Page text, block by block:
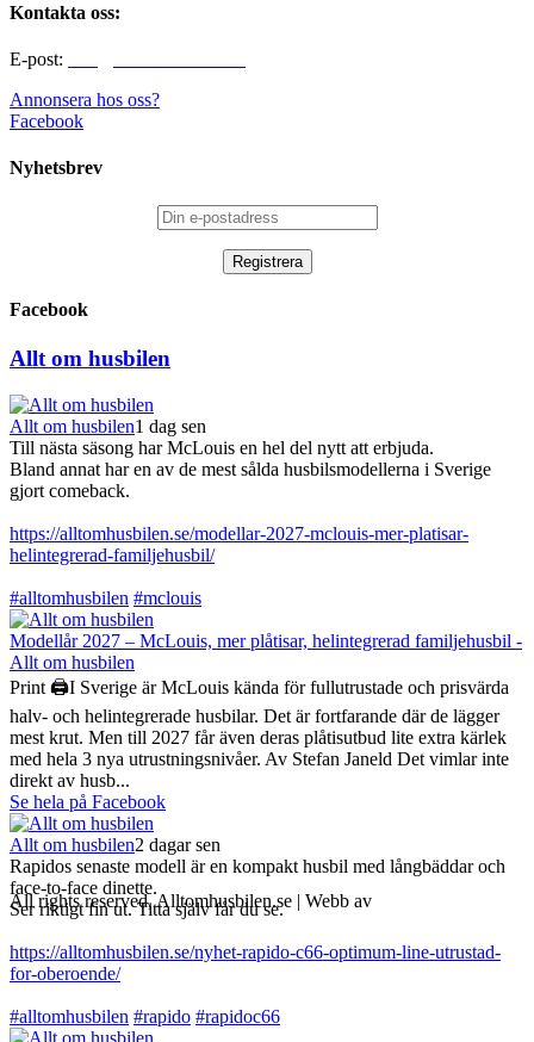
Kontakta oss:
E-post:
Annonsera hos oss?
Facebook
Nyhetsbrev
Facebook
Allt om husbilen
Allt om husbilen1 dag sen
Till nästa säsong har McLouis en hel del nytt att erbjuda.
Bland annat har en av de mest sålda husbilsmodellerna i Sverige
gjort comeback.
https://alltomhusbilen.se/modellar-2027-mclouis-mer-platisar-
helintegrerad-familjehusbil/
#alltomhusbilen #mclouis
Modellår 2027 – McLouis, mer plåtisar, helintegrerad familjehusbil -
Allt om husbilen
Print 🖨I Sverige är McLouis kända för fullutrustade och prisvärda
halv- och helintegrerade husbilar. Det är fortfarande där de lägger
mest krut. Men till 2027 får även deras plåtisutbud lite extra kärlek
med hela 3 nya utrustningsnivåer. Av Stefan Janeld Det vimlar inte
direkt av husb...
Se hela på Facebook
Allt om husbilen2 dagar sen
Rapidos senaste modell är en kompakt husbil med långbäddar och
face-to-face dinette.
Ser riktigt fin ut. Titta själv får du se.
https://alltomhusbilen.se/nyhet-rapido-c66-optimum-line-utrustad-
for-oberoende/
#alltomhusbilen #rapido #rapidoc66
All rights reserved, Alltomhusbilen.se | Webb av